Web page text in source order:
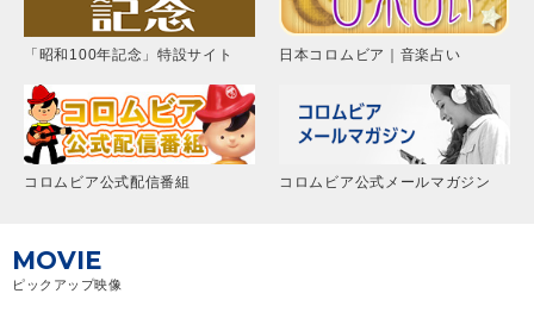
「昭和100年記念」特設サイト 日本コロムビア｜音楽占い
コロムビア公式配信番組 コロムビア公式メールマガジン
MOVIE
ピックアップ映像